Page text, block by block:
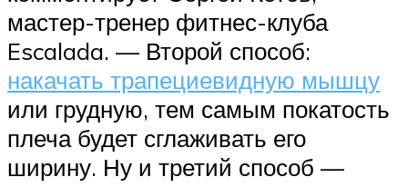
мастер-тренер фитнес-клуба
Escalada. — Второй способ:
накачать трапециевидную мышцу
или грудную, тем самым покатость
плеча будет сглаживать его
ширину. Ну и третий способ —